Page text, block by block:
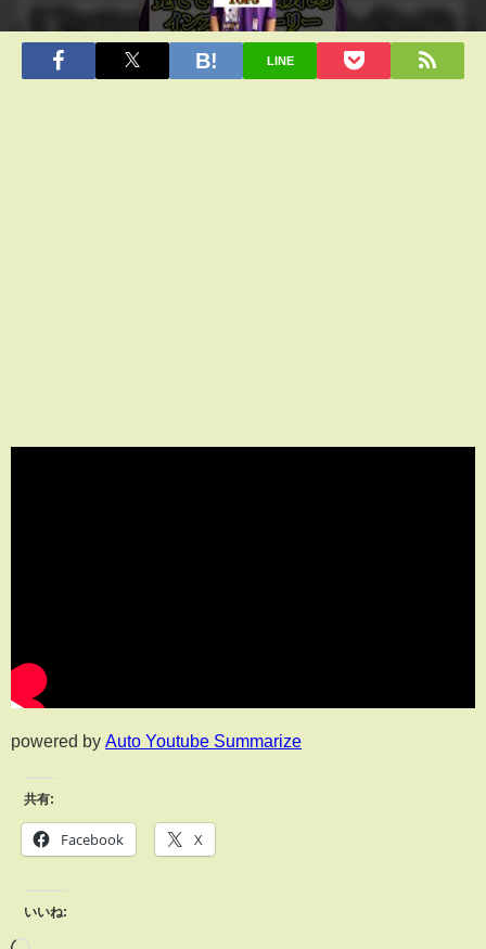
LINE
powered by Auto Youtube Summarize
共有:
Facebook X
いいね: